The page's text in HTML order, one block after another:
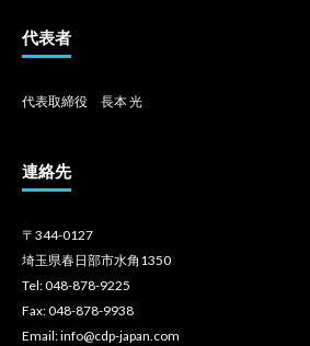
代表者
代表取締役 長本 光
連絡先
〒344-0127
埼玉県春日部市水角1350
Tel: 048-878-9225
Fax: 048-878-9938
Email: info@cdp-japan.com